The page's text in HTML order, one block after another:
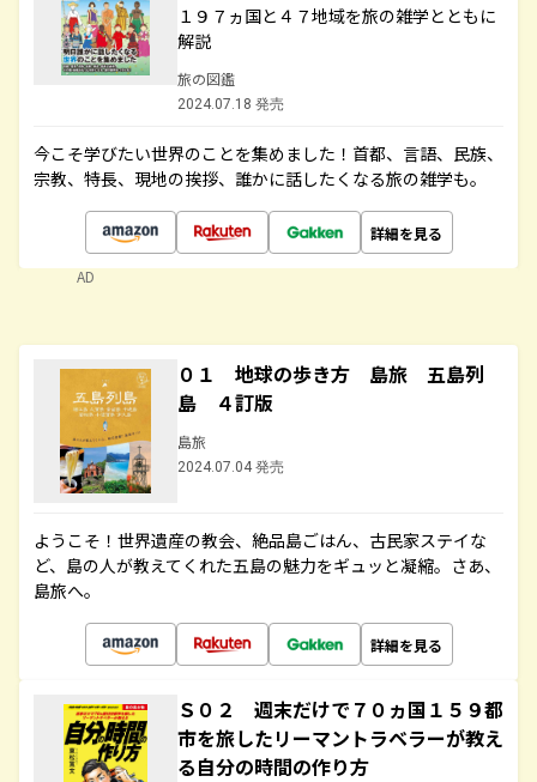
１９７ヵ国と４７地域を旅の雑学とともに
解説
旅の図鑑
2024.07.18 発売
今こそ学びたい世界のことを集めました！首都、言語、民族、
宗教、特長、現地の挨拶、誰かに話したくなる旅の雑学も。
詳細を見る
AD
０１ 地球の歩き方 島旅 五島列
島 ４訂版
島旅
2024.07.04 発売
ようこそ！世界遺産の教会、絶品島ごはん、古民家ステイな
ど、島の人が教えてくれた五島の魅力をギュッと凝縮。さあ、
島旅へ。
詳細を見る
Ｓ０２ 週末だけで７０ヵ国１５９都
市を旅したリーマントラベラーが教え
る自分の時間の作り方